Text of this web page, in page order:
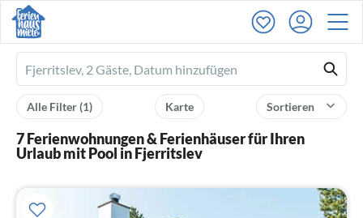
Ferienhausmiete
logo
Sortieren
Karte
Alle Filter(1)
7 Ferienwohnungen & Ferienhäuser für Ihren
Urlaub mit Pool in Fjerritslev